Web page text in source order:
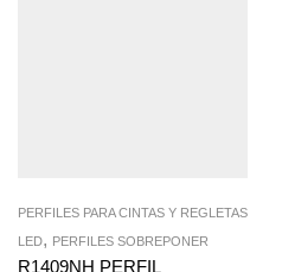
PERFILES PARA CINTAS Y REGLETAS
LED, PERFILES SOBREPONER
R1409NH PERFIL